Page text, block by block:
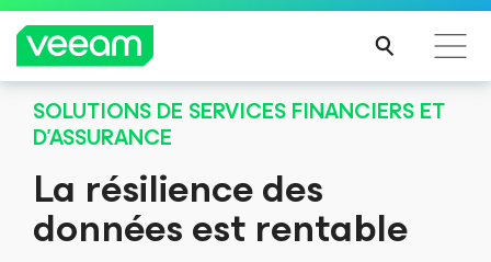
Recommandations de Veeam pour les clients
LIRE
LA
SUIT
Évoluez avec GenAI et la sauvegarde de
Microsoft Entra ID
Veeam Data Platform : Une résilience des données puissante
pour assurer la continuité de votre activité
SOLUTIONS DE SERVICES FINANCIERS ET
D’ASSURANCE
La résilience des
données est rentable